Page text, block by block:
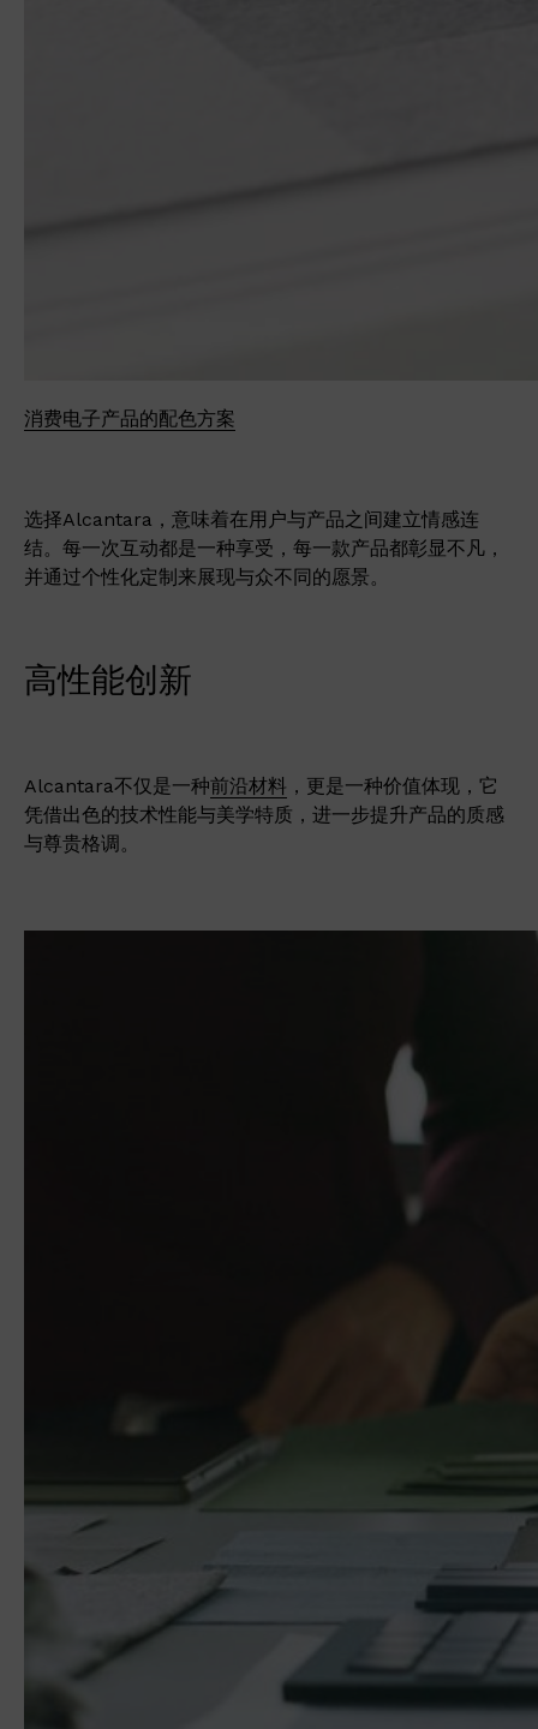
消费电子产品的配色方案
选择Alcantara，意味着在用户与产品之间建立情感连
结。每一次互动都是一种享受，每一款产品都彰显不凡，
并通过个性化定制来展现与众不同的愿景。
高性能创新
Alcantara不仅是一种前沿材料 ，更是一种价值体现，它
凭借出色的技术性能与美学特质，进一步提升产品的质感
与尊贵格调。